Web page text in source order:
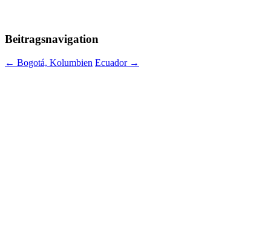
Beitragsnavigation
← Bogotá, Kolumbien Ecuador →